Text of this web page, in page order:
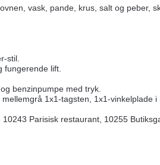
vask, pande, krus, salt og peber,
stil.
lift.
benzinpumpe med tryk.
1x1-tagsten, 1x1-vinkelplade
Parisisk restaurant, 10255